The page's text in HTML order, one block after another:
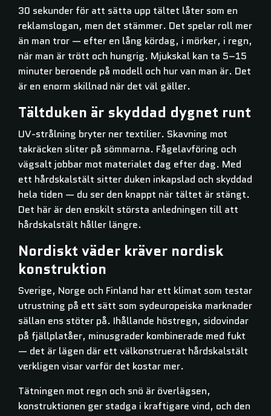
30 sekunder för att sätta upp tältet låter som en
reklamslogan, men det stämmer. Det spelar roll mer
än man tror — efter en lång kördag, i mörker, i regn,
när man är trött och hungrig. Mjukskal kan ta 5–15
minuter beroende på modell och hur van man är. Det
är en enorm skillnad när det väl gäller.
Tältduken är skyddad dygnet runt
UV-strålning bryter ner textilier. Skavning mot
takräcken sliter på sömmarna. Fågelavföring och
vägsalt jobbar mot materialet dag efter dag. Med
ett hårdskalstält sitter duken inkapslad och skyddad
hela tiden — du ser den knappt när tältet är stängt.
Det här är den enskilt största anledningen till att
hårdskalstält håller längre.
Nordiskt väder kräver nordisk
konstruktion
Sverige, Norge och Finland har ett klimat som testar
utrustning på ett sätt som sydeuropeiska marknader
sällan ens stöter på. Ihållande höstregn, sidovindar
på fjällplatåer, minusgrader kombinerade med fukt
— det är lägen där ett välkonstruerat hårdskalstält
verkligen visar varför det kostar mer.
Tätningen mot regn och snö är överlägsen,
konstruktionen ger stadga i kraftigare vind, och den